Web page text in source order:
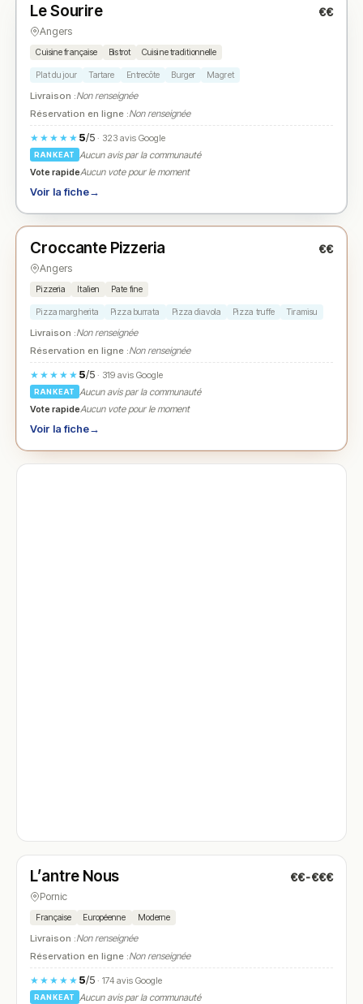
★ N° 2
Le Sourire €€
Angers
Cuisine française Bistrot Cuisine traditionnelle
Plat du jour Tartare Entrecôte Burger Magret
Livraison :Non renseignée
Réservation en ligne :Non renseignée
★★★★★ 5/5· 323 avis Google
RANKEAT
Aucun avis par la communauté
Vote rapideAucun vote pour le moment
Voir la fiche→
★ N° 3
Croccante Pizzeria €€
Angers
Pizzeria Italien Pate fine
Pizza margherita Pizza burrata Pizza diavola Pizza truffe Tiramisu
Livraison :Non renseignée
Réservation en ligne :Non renseignée
★★★★★ 5/5· 319 avis Google
RANKEAT
Aucun avis par la communauté
Vote rapideAucun vote pour le moment
Voir la fiche→
N° 4
L’antre Nous €€-€€€
Pornic
Française Européenne Moderne
Livraison :Non renseignée
Réservation en ligne :Non renseignée
★★★★★ 5/5· 174 avis Google
RANKEAT
Aucun avis par la communauté